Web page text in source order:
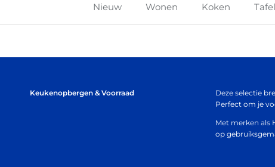
Nieuw Wonen Koken
Keukenopbergen & Voorraad
Deze selectie
Perfect om je
Met merken als
op